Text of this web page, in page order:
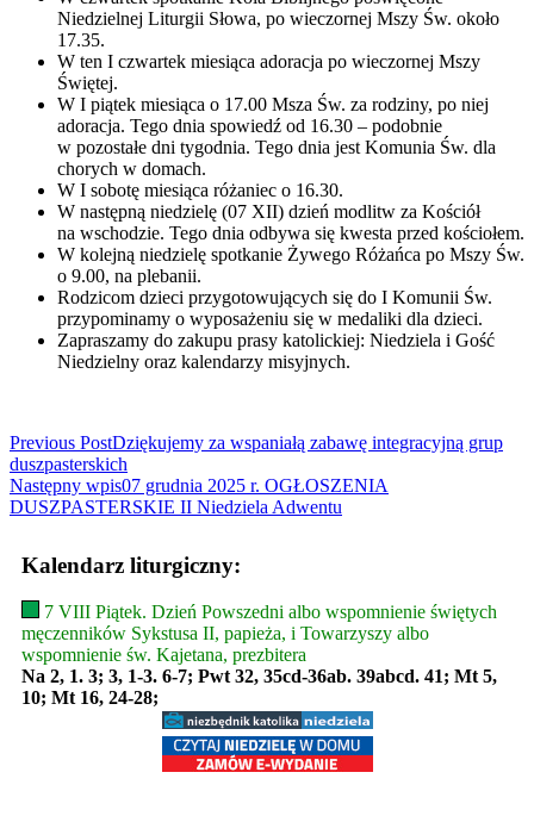
Niedzielnej Liturgii Słowa, po wieczornej Mszy Św. około
17.35.
W ten I czwartek miesiąca adoracja po wieczornej Mszy
Świętej.
W I piątek miesiąca o 17.00 Msza Św. za rodziny, po niej
adoracja. Tego dnia spowiedź od 16.30 – podobnie
w pozostałe dni tygodnia. Tego dnia jest Komunia Św. dla
chorych w domach.
W I sobotę miesiąca różaniec o 16.30.
W następną niedzielę (07 XII) dzień modlitw za Kościół
na wschodzie. Tego dnia odbywa się kwesta przed kościołem.
W kolejną niedzielę spotkanie Żywego Różańca po Mszy Św.
o 9.00, na plebanii.
Rodzicom dzieci przygotowujących się do I Komunii Św.
przypominamy o wyposażeniu się w medaliki dla dzieci.
Zapraszamy do zakupu prasy katolickiej: Niedziela i Gość
Niedzielny oraz kalendarzy misyjnych.
Read
more
articles
Previous PostDziękujemy za wspaniałą zabawę integracyjną grup
duszpasterskich
Następny wpis07 grudnia 2025 r. OGŁOSZENIA
DUSZPASTERSKIE II Niedziela Adwentu
Kalendarz liturgiczny:
7 VIII Piątek. Dzień Powszedni albo wspomnienie świętych
męczenników Sykstusa II, papieża, i Towarzyszy albo
wspomnienie św. Kajetana, prezbitera
Na 2, 1. 3; 3, 1-3. 6-7; Pwt 32, 35cd-36ab. 39abcd. 41; Mt 5,
10; Mt 16, 24-28;